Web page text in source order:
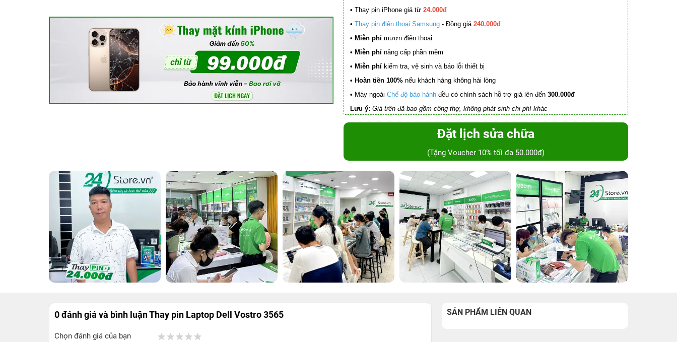
• Thay pin iPhone giá từ 24.000đ
• Thay pin điện thoại Samsung - Đồng giá 240.000đ
• Miễn phí mượn điện thoại
• Miễn phí nâng cấp phần mềm
• Miễn phí kiểm tra, vệ sinh và báo lỗi thiết bị
• Hoàn tiền 100% nếu khách hàng không hài lòng
• Máy ngoài Chế độ bảo hành đều có chính sách hỗ trợ giá lên đến 300.000đ
Lưu ý: Giá trên đã bao gồm công thợ, không phát sinh chi phí khác
Đặt lịch sửa chữa
(Tặng Voucher 10% tối đa 50.000đ)
0 đánh giá và bình luậnThay pin Laptop Dell Vostro 3565
Chọn đánh giá của bạn
SẢN PHẨM LIÊN QUAN